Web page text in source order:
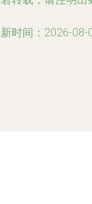
时间：2026-08-